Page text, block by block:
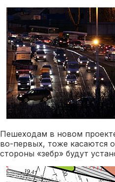
Пешеходам в новом
во-первых, тоже касаются
стороны «зебр» будут